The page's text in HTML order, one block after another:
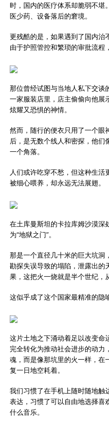
时，国内的医疗体系却脆弱不
医少药、设备落后的窘境。
更残酷的是，如果遇到了国内治
由于护照管控和繁琐的审批流程
那位曾经试图与当地人私下交谈
一家服装店里，店主偷偷向他展
炫耀又恐惧的神情。
然而，随行的便衣只用了一个眼
后，是无数个线人和密探，他
一个角落。
人们或许吃穿不愁，但这种生活
被细心喂养，却永远无法展翅。
在土库曼斯坦的卡拉库姆沙漠深
为“地狱之门”。
那是一个直径几十米的巨大坑洞
勘探失误导致的塌陷，泄露出的
果，这把火一烧就是半个世纪，
这似乎成了这个国家最精准的隐
这片土地之下涌动着足以改变命
完全转化为推动社会进步的动力
魂，而是像那坑里的火一样，在
复一日地空耗着。
我们习惯了在手机上随时随地触
表达，习惯了可以自由地选择喜
什么音乐。